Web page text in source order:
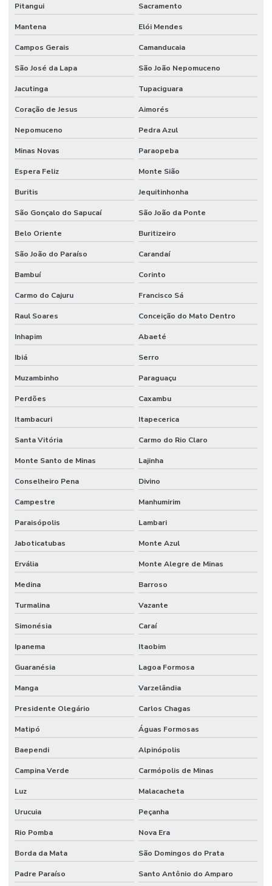
Piso Autonivelante Epóxi Industrial
Piso Autonivelante Para Estacionamentos
Piso De Concreto Com Lapidação
Piso De Concreto Lapidado
Piso De Concreto Lapidado Durável
Piso De Epóxi
Piso De Epóxi Durável Para Indústrias
Piso Epóxi Autonivelante São Paulo
Piso Epóxi Em Curitiba
Piso Epóxi Industrial
Piso Epóxi Multicamada
Piso Epóxi Multicamadas Resistente A Químicos
Piso Epóxi Para Fábricas Em São Paulo
Piso Epóxi Resistente A Impactos
Piso Industrial Autonivelante Epóxi
Piso Industrial Epóxi Para Empresas
Piso Industrial Epóxi Paraná
Piso Nivelante Para Indústria
Piso Uretano Alto Desempenho Paraná
Piso Uretano Autonivelante
Realização De Pintura Poliuretano Paraná
Reforço De Juntas Em Concreto
Reforço De Juntas Em Minas Gerais
Reforço De Piso Em Estacionamentos
Reparo De Juntas De Dilatação
Resistência A Cargas De Viadutos
Resistência A Compressão Em Concreto
Revestimento Antiderrapante Para Indústrias
Revestimento Antimicrobiano Para Indústrias
Revestimento Autonivelante
Revestimento Autonivelante Cimenticio São Paulo
Revestimento Autonivelante Em Minas Gerais
Revestimento Autonivelante Impermeável Minas Gerais
Revestimento Autonivelante Para Garagens
Pitangui Sacramento
Mantena Elói Mendes
Campos Gerais Camanducaia
São José da Lapa São João Nepomuceno
Jacutinga Tupaciguara
Coração de Jesus Aimorés
Nepomuceno Pedra Azul
Minas Novas Paraopeba
Espera Feliz Monte Sião
Buritis Jequitinhonha
São Gonçalo do Sapucaí São João da Ponte
Belo Oriente Buritizeiro
São João do Paraíso Carandaí
Bambuí Corinto
Carmo do Cajuru Francisco Sá
Raul Soares Conceição do Mato Dentro
Inhapim Abaeté
Ibiá Serro
Muzambinho Paraguaçu
Perdões Caxambu
Itambacuri Itapecerica
Santa Vitória Carmo do Rio Claro
Monte Santo de Minas Lajinha
Conselheiro Pena Divino
Campestre Manhumirim
Paraisópolis Lambari
Jaboticatubas Monte Azul
Ervália Monte Alegre de Minas
Medina Barroso
Turmalina Vazante
Simonésia Caraí
Ipanema Itaobim
Guaranésia Lagoa Formosa
Manga Varzelândia
Presidente Olegário Carlos Chagas
Matipó Águas Formosas
Baependi Alpinópolis
Campina Verde Carmópolis de Minas
Luz Malacacheta
Urucuia Peçanha
Rio Pomba Nova Era
Borda da Mata São Domingos do Prata
Padre Paraíso Santo Antônio do Amparo